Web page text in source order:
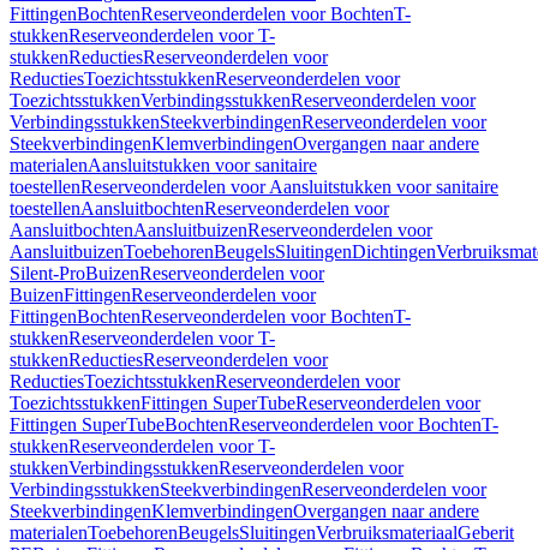
FittingenBochtenReserveonderdelen voor BochtenT-
stukkenReserveonderdelen voor T-
stukkenReductiesReserveonderdelen voor
ReductiesToezichtsstukkenReserveonderdelen voor
ToezichtsstukkenVerbindingsstukkenReserveonderdelen voor
VerbindingsstukkenSteekverbindingenReserveonderdelen voor
SteekverbindingenKlemverbindingenOvergangen naar andere
materialenAansluitstukken voor sanitaire
toestellenReserveonderdelen voor Aansluitstukken voor sanitaire
toestellenAansluitbochtenReserveonderdelen voor
AansluitbochtenAansluitbuizenReserveonderdelen voor
AansluitbuizenToebehorenBeugelsSluitingenDichtingen
Silent-ProBuizenReserveonderdelen voor
BuizenFittingenReserveonderdelen voor
FittingenBochtenReserveonderdelen voor BochtenT-
stukkenReserveonderdelen voor T-
stukkenReductiesReserveonderdelen voor
ReductiesToezichtsstukkenReserveonderdelen voor
ToezichtsstukkenFittingen SuperTubeReserveonderdelen voor
Fittingen SuperTubeBochtenReserveonderdelen voor BochtenT-
stukkenReserveonderdelen voor T-
stukkenVerbindingsstukkenReserveonderdelen voor
VerbindingsstukkenSteekverbindingenReserveonderdelen voor
SteekverbindingenKlemverbindingenOvergangen naar andere
materialenToebehorenBeugelsSluitingenVerbruiksmateriaalGeberit